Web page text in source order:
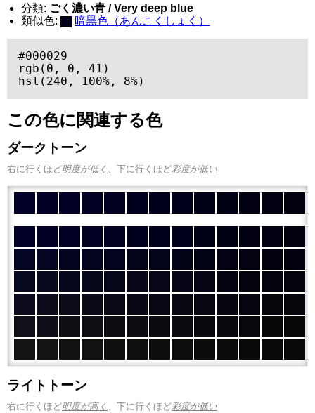
分類: ごく濃い青 / Very deep blue
類似色:
暗黒色（あんこくしょく）
#000029
rgb(0, 0, 41)
hsl(240, 100%, 8%)
この色に関連する色
ダークトーン
右に行くほど明度が低く 、下に行くほど彩度が低い
ライトトーン
右に行くほど明度が高く 、下に行くほど彩度が低い